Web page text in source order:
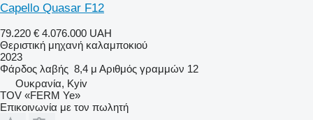
Capello Quasar F12
79.220 € 4.076.000 UAH
Θεριστική μηχανή καλαμποκιού
2023
Φάρδος λαβής 8,4 μ Αριθμός γραμμών 12
Ουκρανία, Kyiv
TOV «FERM Ye»
Επικοινωνία με τον πωλητή